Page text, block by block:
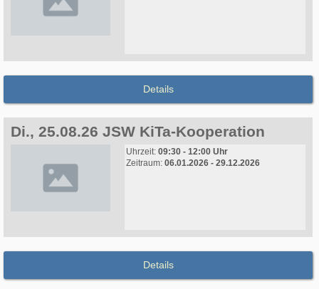
Details
Di., 25.08.26 JSW KiTa-Kooperation
Uhrzeit: 09:30 - 12:00 Uhr
Zeitraum: 06.01.2026 - 29.12.2026
Details